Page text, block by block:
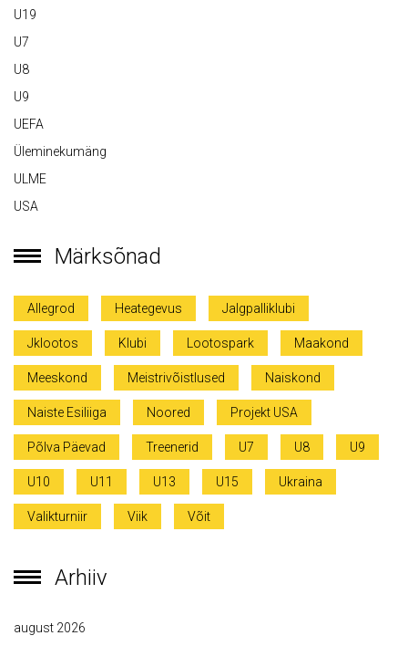
U19
U7
U8
U9
UEFA
Üleminekumäng
ULME
USA
Märksõnad
Allegrod Heategevus Jalgpalliklubi
Jklootos Klubi Lootospark Maakond
Meeskond Meistrivõistlused Naiskond
Naiste Esiliiga Noored Projekt USA
Põlva Päevad Treenerid U7 U8 U9
U10 U11 U13 U15 Ukraina
Valikturniir Viik Võit
Arhiiv
august 2026